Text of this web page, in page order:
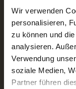
Wir verwenden
personalisieren,
zu können und
analysieren.
Verwendung
soziale Medien,
Partner führen